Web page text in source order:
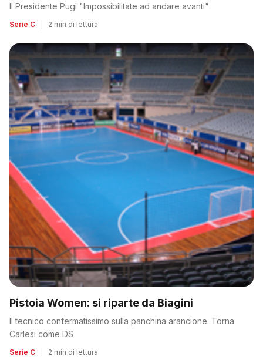
Il Presidente Pugi "Impossibilitate ad andare avanti"
Serie C 2 min di lettura
Pistoia Women: si riparte da Biagini
Il tecnico confermatissimo sulla panchina arancione. Torna
Carlesi come DS
Serie C 2 min di lettura